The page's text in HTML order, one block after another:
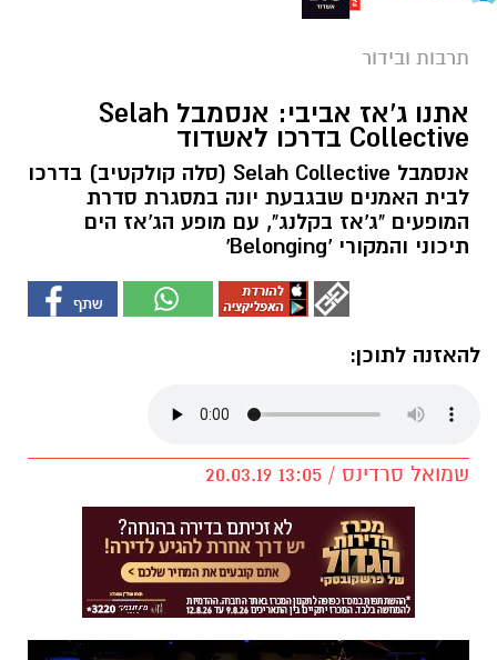
תרבות ובידור
אתנו ג'אז אביבי: אנסמבל Selah
Collective בדרכו לאשדוד
אנסמבל Selah Collective (סלה קולקטיב) בדרכו
לבית האמנים שבגבעת יונה במסגרת סדרת
המופעים "ג'אז בקלנג", עם מופע הג'אז הים
תיכוני והמקורי 'Belonging'
להאזנה לתוכן:
שמואל סרדינס / 13:05 20.03.19